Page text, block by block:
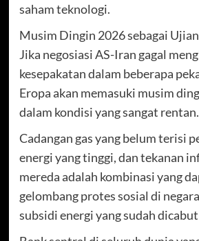
saham teknologi.
Musim Dingin 2026 sebagai
Jika negosiasi AS-Iran gagal
kesepakatan dalam beberapa
Eropa akan memasuki musim
dalam kondisi yang sangat rentan.
Cadangan gas yang belum terisi
energi yang tinggi, dan tekanan
mereda adalah kombinasi yang
gelombang protes sosial di
subsidi energi yang sudah